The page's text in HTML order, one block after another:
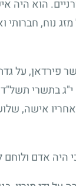
הוא היה
נוח, חברותי
גשר פירדאן,
בתשרי תשל"ד
אישה,
היה אדם ולוחם